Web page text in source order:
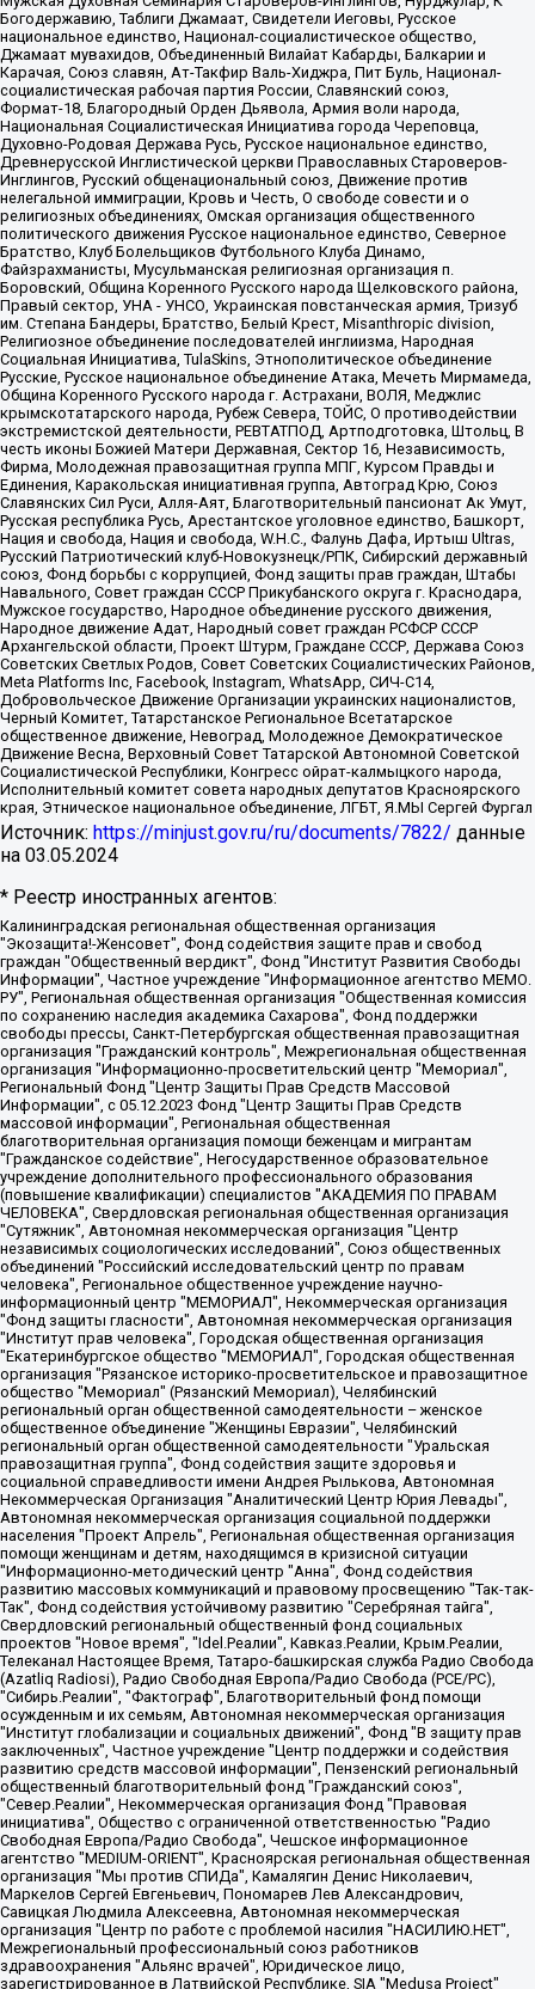
Богодержавию, Таблиги Джамаат, Свидетели Иеговы, Русское
национальное единство, Национал-социалистическое общество,
Джамаат мувахидов, Объединенный Вилайат Кабарды, Балкарии и
Карачая, Союз славян, Ат-Такфир Валь-Хиджра, Пит Буль, Национал-
социалистическая рабочая партия России, Славянский союз,
Формат-18, Благородный Орден Дьявола, Армия воли народа,
Национальная Социалистическая Инициатива города Череповца,
Духовно-Родовая Держава Русь, Русское национальное единство,
Древнерусской Инглистической церкви Православных Староверов-
Инглингов, Русский общенациональный союз, Движение против
нелегальной иммиграции, Кровь и Честь, О свободе совести и о
религиозных объединениях, Омская организация общественного
политического движения Русское национальное единство, Северное
Братство, Клуб Болельщиков Футбольного Клуба Динамо,
Файзрахманисты, Мусульманская религиозная организация п.
Боровский, Община Коренного Русского народа Щелковского района,
Правый сектор, УНА - УНСО, Украинская повстанческая армия, Тризуб
им. Степана Бандеры, Братство, Белый Крест, Misanthropic division,
Религиозное объединение последователей инглиизма, Народная
Социальная Инициатива, TulaSkins, Этнополитическое объединение
Русские, Русское национальное объединение Атака, Мечеть Мирмамеда,
Община Коренного Русского народа г. Астрахани, ВОЛЯ, Меджлис
крымскотатарского народа, Рубеж Севера, ТОЙС, О противодействии
экстремистской деятельности, РЕВТАТПОД, Артподготовка, Штольц, В
честь иконы Божией Матери Державная, Сектор 16, Независимость,
Фирма, Молодежная правозащитная группа МПГ, Курсом Правды и
Единения, Каракольская инициативная группа, Автоград Крю, Союз
Славянских Сил Руси, Алля-Аят, Благотворительный пансионат Ак Умут,
Русская республика Русь, Арестантское уголовное единство, Башкорт,
Нация и свобода, Нация и свобода, W.H.С., Фалунь Дафа, Иртыш Ultras,
Русский Патриотический клуб-Новокузнецк/РПК, Сибирский державный
союз, Фонд борьбы с коррупцией, Фонд защиты прав граждан, Штабы
Навального, Совет граждан СССР Прикубанского округа г. Краснодара,
Мужское государство, Народное объединение русского движения,
Народное движение Адат, Народный совет граждан РСФСР СССР
Архангельской области, Проект Штурм, Граждане СССР, Держава Союз
Советских Светлых Родов, Совет Советских Социалистических Районов,
Meta Platforms Inc, Facebook, Instagram, WhatsApp, СИЧ-С14,
Добровольческое Движение Организации украинских националистов,
Черный Комитет, Татарстанское Региональное Всетатарское
общественное движение, Невоград, Молодежное Демократическое
Движение Весна, Верховный Совет Татарской Автономной Советской
Социалистической Республики, Конгресс ойрат-калмыцкого народа,
Исполнительный комитет совета народных депутатов Красноярского
края, Этническое национальное объединение, ЛГБТ, Я.МЫ Сергей Фургал
Источник: https://minjust.gov.ru/ru/documents/7822/ данные
на 03.05.2024
* Реестр иностранных агентов:
Калининградская региональная общественная организация "Экозащита!-Женсовет", Фонд содействия защите прав и свобод граждан "Общественный вердикт", Фонд "Институт Развития Свободы Информации", Частное учреждение "Информационное агентство МЕМО. РУ", Региональная общественная организация "Общественная комиссия по сохранению наследия академика Сахарова", Фонд поддержки свободы прессы, Санкт-Петербургская общественная правозащитная организация "Гражданский контроль", Межрегиональная общественная организация "Информационно-просветительский центр "Мемориал", Региональный Фонд "Центр Защиты Прав Средств Массовой Информации", с 05.12.2023 Фонд "Центр Защиты Прав Средств массовой информации", Региональная общественная благотворительная организация помощи беженцам и мигрантам "Гражданское содействие", Негосударственное образовательное учреждение дополнительного профессионального образования (повышение квалификации) специалистов "АКАДЕМИЯ ПО ПРАВАМ ЧЕЛОВЕКА", Свердловская региональная общественная организация "Сутяжник", Автономная некоммерческая организация "Центр независимых социологических исследований", Союз общественных объединений "Российский исследовательский центр по правам человека", Региональное общественное учреждение научно-информационный центр "МЕМОРИАЛ", Некоммерческая организация "Фонд защиты гласности", Автономная некоммерческая организация "Институт прав человека", Городская общественная организация "Екатеринбургское общество "МЕМОРИАЛ", Городская общественная организация "Рязанское историко-просветительское и правозащитное общество "Мемориал" (Рязанский Мемориал), Челябинский региональный орган общественной самодеятельности – женское общественное объединение "Женщины Евразии", Челябинский региональный орган общественной самодеятельности "Уральская правозащитная группа", Фонд содействия защите здоровья и социальной справедливости имени Андрея Рылькова, Автономная Некоммерческая Организация "Аналитический Центр Юрия Левады", Автономная некоммерческая организация социальной поддержки населения "Проект Апрель", Региональная общественная организация помощи женщинам и детям, находящимся в кризисной ситуации "Информационно-методический центр "Анна", Фонд содействия развитию массовых коммуникаций и правовому просвещению "Так-так-Так", Фонд содействия устойчивому развитию "Серебряная тайга", Свердловский региональный общественный фонд социальных проектов "Новое время", "Idel.Реалии", Кавказ.Реалии, Крым.Реалии, Телеканал Настоящее Время, Татаро-башкирская служба Радио Свобода (Azatliq Radiosi), Радио Свободная Европа/Радио Свобода (PCE/PC), "Сибирь.Реалии", "Фактограф", Благотворительный фонд помощи осужденным и их семьям, Автономная некоммерческая организация "Институт глобализации и социальных движений", Фонд "В защиту прав заключенных", Частное учреждение "Центр поддержки и содействия развитию средств массовой информации", Пензенский региональный общественный благотворительный фонд "Гражданский союз", "Север.Реалии", Некоммерческая организация Фонд "Правовая инициатива", Общество с ограниченной ответственностью "Радио Свободная Европа/Радио Свобода", Чешское информационное агентство "MEDIUM-ORIENT", Красноярская региональная общественная организация "Мы против СПИДа", Камалягин Денис Николаевич, Маркелов Сергей Евгеньевич, Пономарев Лев Александрович, Савицкая Людмила Алексеевна, Автономная некоммерческая организация "Центр по работе с проблемой насилия "НАСИЛИЮ.НЕТ", Межрегиональный профессиональный союз работников здравоохранения "Альянс врачей", Юридическое лицо, зарегистрированное в Латвийской Республике, SIA "Medusa Project" (регистрационный номер 40103797863, дата регистрации 10.06.2014), Некоммерческая организация "Фонд по борьбе с коррупцией", Автономная некоммерческая организация "Институт права и публичной политики", Баданин Роман Сергеевич, Гликин Максим Александрович, Железнова Мария Михайловна, Лукьянова Юлия Сергеевна, Маетная Елизавета Витальевна, Маняхин Петр Борисович, Чуракова Ольга Владимировна, Ярош Юлия Петровна, Юридическое лицо "The Insider SIA", зарегистрированное в Риге, Латвийская Республика (дата регистрации 26.06.2015), являющееся администратором доменного имени интернет-издания "The Insider SIA", https://theins.ru, Постернак Алексей Евгеньевич, Рубин Михаил Аркадьевич, Анин Роман Александрович, Юридическое лицо Istories fonds, зарегистрированное в Латвийской Республике (регистрационный номер 50008295751, дата регистрации 24.02.2020), Великовский Дмитрий Александрович, Долинина Ирина Николаевна, Мароховская Алеся Алексеевна, Шлейнов Роман Юрьевич, Шмагун Олеся Валентиновна, Общество с ограниченной ответственностью "Альтаир 2021", Общество с ограниченной ответственностью "Вега 2021", Общество с ограниченной ответственностью "Главный редактор 2021", Общество с ограниченной ответственностью "Ромашки монолит", Важенков Артем Валерьевич, Ивановская областная общественная организация "Центр гендерных исследований", Гурман Юрий Альбертович, Медиапроект "ОВД-Инфо", Егоров Владимир Владимирович, Жилинский Владимир Александрович, Общество с ограниченной ответственностью "ЗП", Иванова София Юрьевна, Карезина Инна Павловна, Кильтау Екатерина Викторовна, Петров Алексей Викторович, Пискунов Сергей Евгеньевич, Смирнов Сергей Сергеевич, Тихонов Михаил Сергеевич, Общество с ограниченной ответственностью "ЖУРНАЛИСТ-ИНОСТРАННЫЙ АГЕНТ", Арапова Галина Юрьевна, Вольтская Татьяна Анатольевна, Американская компания "Mason G.E.S. Anonymous Foundation" (США), являющаяся владельцем интернет-издания https://mnews.world/, Компания "Stichting Bellingcat", зарегистрированная в Нидерландах (дата регистрации 11.07.2018), Захаров Андрей Вячеславович, Клепиковская Екатерина Дмитриевна, Общество с ограниченной ответственностью "МЕМО", Перл Роман Александрович, Симонов Евгений Алексеевич, Соловьева Елена Анатольевна, Сотников Даниил Владимирович, Сурначева Елизавета Дмитриевна, Автономная некоммерческая организация по защите прав человека и информированию населения "Якутия – Наше Мнение", Общество с ограниченной ответственностью "Москоу диджитал медиа", с 26.01.2023 Общество с ограниченной ответственностью "Чайка Белые сады", Ветошкина Валерия Валерьевна, Заговора Максим Александрович, Межрегиональное общественное движение "Российская ЛГБТ - сеть", Оленичев Максим Владимирович, Павлов Иван Юрьевич, Скворцова Елена Сергеевна, Общество с ограниченной ответственностью "Как бы инагент", Кочетков Игорь Викторович, Общество с ограниченной ответственностью "Честные выборы", Еланчик Олег Александрович, Общество с ограниченной ответственностью "Нобелевский призыв", Гималова Регина Эмилевна, Григорьев Андрей Валерьевич, Григорьева Алина Александровна, Ассоциация по содействию защите прав призывников, альтернативнослужащих и военнослужащих "Правозащитная группа "Гражданин.Армия.Право", Хисамова Регина Фаритовна, Автономная некоммерческая организация по реализации социально-правовых программ "Лилит", Дальневосточное общественное движение "Маяк", Санкт-Петербургская ЛГБТ-инициативная группа "Выход", Инициативная группа ЛГБТ+ "Реверс", Алексеев Андрей Викторович, Бекбулатова Таисия Львовна, Беляев Иван Михайлович, Владыкина Елена Сергеевна, Гельман Марат Александрович, Никульшина Вероника Юрьевна, Толоконникова Надежда Андреевна, Шендерович Виктор Анатольевич, Общество с ограниченной ответственностью "Данное сообщение", Общество с ограниченной ответственностью Издательский дом "Новая глава", Айнбиндер Александра Александровна, Московский комьюнити-центр для ЛГБТ+инициатив, Благотворительный фонд развития филантропии, Deutsche Welle (Германия, Kurt-Schumacher-Strasse 3, 53113 Bonn), Борзунова Мария Михайловна, Воробьев Виктор Викторович, Голубева Анна Львовна, Константинова Алла Михайловна, Малкова Ирина Владимировна, Мурадов Мурад Абдулгалимович, Осетинская Елизавета Николаевна, Понасенков Евгений Николаевич, Ганапольский Матвей Юрьевич, Киселев Евгений Алексеевич, Борухович Ирина Григорьевна, Дремин Иван Тимофеевич, Дубровский Дмитрий Викторович, Красноярская региональная общественная организация поддержки и развития альтернативных образовательных технологий и межкультурных коммуникаций "ИНТЕРРА", Маяковская Екатерина Алексеевна, Фейгин Марк Захарович, Филимонов Андрей Викторович, Дзугкоева Регина Николаевна, Доброхотов Роман Александрович, Дудь Юрий Александрович, Елкин Сергей Владимирович, Кругликов Кирилл Игоревич, Сабунаева Мария Леонидовна, Семенов Алексей Владимирович, Шаинян Карен Багратович, Шульман Екатерина Михайловна, Асафьев Артур Валерьевич, Вахштайн Виктор Семенович, Венедиктов Алексей Алексеевич, Лушникова Екатерина Евгеньевна, Волков Леонид Михайлович, Невзоров Александр Глебович, Пархоменко Сергей Борисович, Сироткин Ярослав Николаевич, Кара-Мурза Владимир Владимирович, Баранова Наталья Владимировна, Гозман Леонид Яковлевич, Кагарлицкий Борис Юльевич, Климарев Михаил Валерьевич, Милов Владимир Станиславович, Автономная некоммерческая организация Краснодарский центр современного искусства "Типография", Моргенштерн Алишер Тагирович, Соболь Любовь Эдуардовна, Общество с ограниченной ответственностью "ЛИЗА НОРМ", Каспаров Гарри Кимович, Ходорковский Михаил Борисович, Общество с ограниченной ответственностью "Апрельские тезисы", Данилович Ирина Брониславовна, Кашин Олег Владимирович, Петров Николай Владимирович, Пивоваров Алексей Владимирович, Соколов Михаил Владимирович, Цветкова Юлия Владимировна, Чичваркин Евгений Александрович, Комитет против пыток/Команда против пыток, Общество с ограниченной ответственностью "Первый научный", Общество с ограниченной ответственностью "Вертолет и ко", Белоцерковская Вероника Борисовна, Кац Максим Евгеньевич, Лазарева Татьяна Юрьевна, Шаведдинов Руслан Табризович, Яшин Илья Валерьевич, Общество с ограниченной ответственностью "Иноагент ААВ", Алешковский Дмитрий Петрович, Альбац Евгения Марковна, Быков Дмитрий Львович, Галямина Юлия Евгеньевна, Лойко Сергей Леонидович, Мартынов Кирилл Константинович, Медведев Сергей Александрович, Крашенинников Федор Геннадиевич, Гордеева Катерина Вл